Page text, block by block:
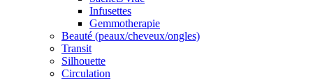
Infusettes
Gemmotherapie
Beauté (peaux/cheveux/ongles)
Transit
Silhouette
Circulation